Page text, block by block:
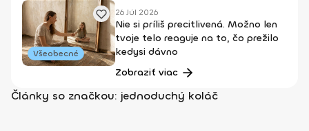
Všeobecné
26 Júl 2026
Nie si príliš precitlivená. Možno len
tvoje telo reaguje na to, čo prežilo
kedysi dávno
Zobraziť viac
Články so značkou: jednoduchý koláč